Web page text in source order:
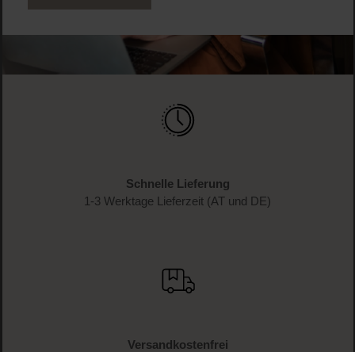
Schnelle Lieferung
1-3 Werktage Lieferzeit (AT und DE)
Versandkostenfrei